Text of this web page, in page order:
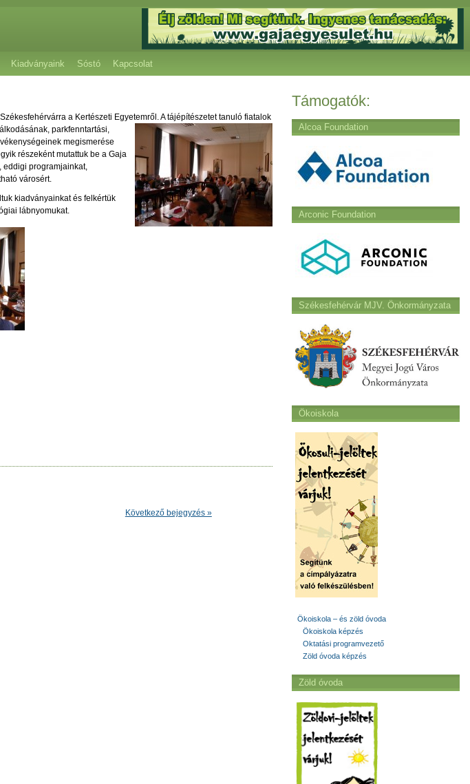
Kiadványaink Sóstó Kapcsolat
a Kertészeti Egyetemről. A tájépítészetet tanuló fiatalok
parkfenntartási,
megismerése
részeként mutattuk be a Gaja
eddigi programjainkat,
városért.
kiadványainkat és felkértük
lábnyomukat.
Következő bejegyzés »
Támogatók:
Alcoa Foundation
Arconic Foundation
Székesfehérvár MJV. Önkormányzata
Ökoiskola
Ökoiskola – és zöld óvoda
Ökoiskola képzés
Oktatási programvezető
Zöld óvoda képzés
Zöld óvoda